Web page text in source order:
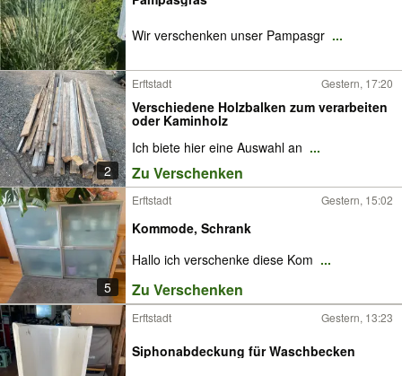
Wir verschenken unser Pampasgr ...
2
Erftstadt Gestern, 17:20
Verschiedene Holzbalken zum verarbeiten
oder Kaminholz
Ich biete hier eine Auswahl an ...
Zu Verschenken
5
Erftstadt Gestern, 15:02
Kommode, Schrank
Hallo ich verschenke diese Kom ...
Zu Verschenken
Erftstadt Gestern, 13:23
Siphonabdeckung für Waschbecken